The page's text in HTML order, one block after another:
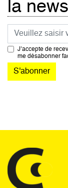
la
Courriel
J’accepte de
me désabonner